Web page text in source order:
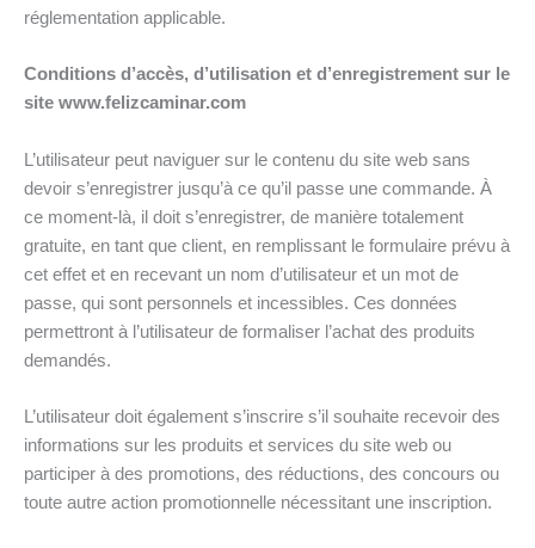
réglementation applicable.
Conditions d’accès, d’utilisation et d’enregistrement sur le
site www.felizcaminar.com
L’utilisateur peut naviguer sur le contenu du site web sans
devoir s’enregistrer jusqu’à ce qu’il passe une commande. À
ce moment-là, il doit s’enregistrer, de manière totalement
gratuite, en tant que client, en remplissant le formulaire prévu à
cet effet et en recevant un nom d’utilisateur et un mot de
passe, qui sont personnels et incessibles. Ces données
permettront à l’utilisateur de formaliser l’achat des produits
demandés.
L’utilisateur doit également s’inscrire s’il souhaite recevoir des
informations sur les produits et services du site web ou
participer à des promotions, des réductions, des concours ou
toute autre action promotionnelle nécessitant une inscription.